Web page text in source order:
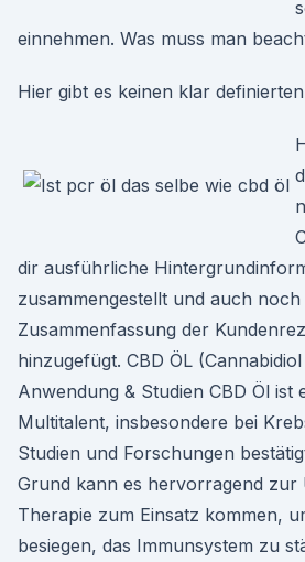
einnehmen. Was muss man
Hier gibt es keinen klar
dir ausführliche
zusammengestellt und auch noch
Zusammenfassung der
hinzugefügt. CBD ÖL
Anwendung & Studien CBD Öl ist
Multitalent, insbesondere bei
Studien und Forschungen
Grund kann es hervorragend zur
Therapie zum Einsatz kommen,
besiegen, das Immunsystem zu